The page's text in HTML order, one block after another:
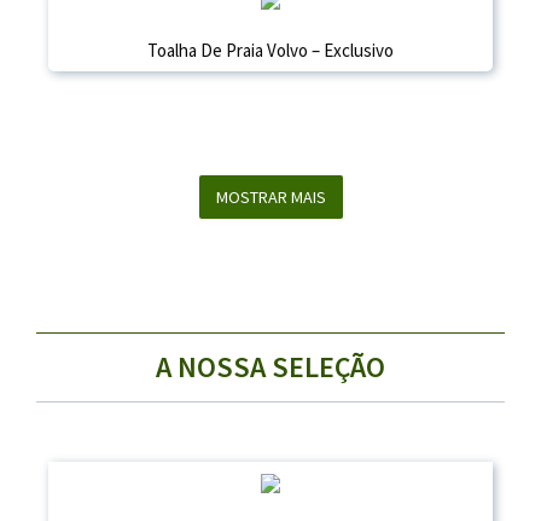
Toalha De Praia Volvo – Exclusivo
MOSTRAR MAIS
A NOSSA SELEÇÃO